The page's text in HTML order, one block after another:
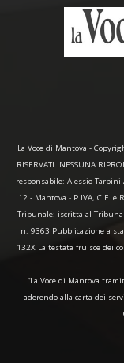
La Voce di Mantova -
RISERVATI. NESSUNA
responsabile: Alessio
12 - Mantova - P.IVA, C.F.
Tribunale: iscritta al
n. 9363 Pubblicazione a
132X La testata fruisce dei
“La Voce di Mantova
aderendo alla carta dei